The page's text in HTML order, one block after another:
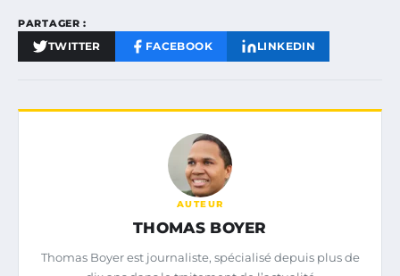
PARTAGER :
TWITTER FACEBOOK LINKEDIN
AUTEUR
THOMAS BOYER
Thomas Boyer est journaliste, spécialisé depuis plus de